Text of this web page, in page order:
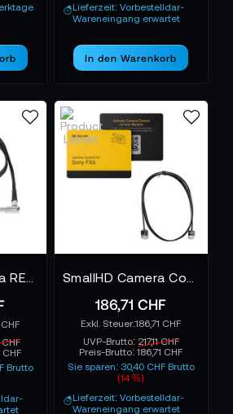
Lieferzeit: Vorbestelldar-
Wareneingang erwartet
In den Warenkorb
CHF
CHF
CHF
Brutto
186,71 CHF
186,71 CHF
UVP-Brutto: 217,11 CHF
Preis-Brutto:186,71 CHF
Sie sparen: 30,40 CHF Brutto
(14 %)
Lieferzeit: Vorbestelldar-
Wareneingang erwartet